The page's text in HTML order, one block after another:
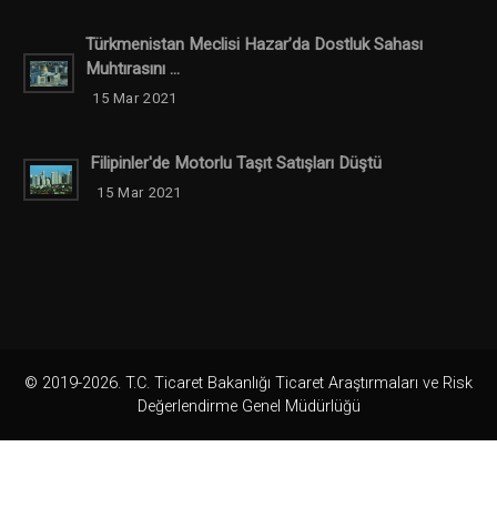
Türkmenistan Meclisi Hazar’da Dostluk Sahası
Muhtırasını ...
15 Mar 2021
Filipinler'de Motorlu Taşıt Satışları Düştü
15 Mar 2021
© 2019-2026. T.C. Ticaret Bakanlığı Ticaret Araştırmaları ve Risk
Değerlendirme Genel Müdürlüğü